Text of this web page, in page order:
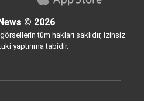
© 2026
tüm hakları saklıdır, izinsiz
yaptırıma tabidir.